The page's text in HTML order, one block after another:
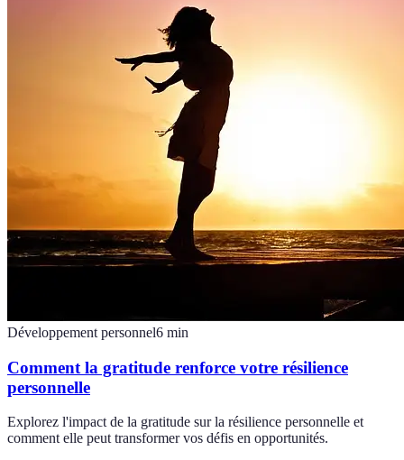
Développement personnel6 min
Comment la gratitude renforce votre résilience
personnelle
Explorez l'impact de la gratitude sur la résilience personnelle et
comment elle peut transformer vos défis en opportunités.